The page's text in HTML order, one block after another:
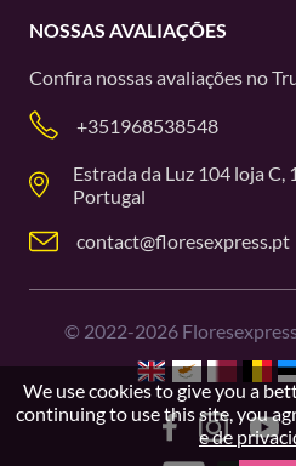
NOSSAS AVALIAÇÕES
Confira nossas avaliações no
+351968538548
Estrada da Luz 104 loja C,
Portugal
contact@floresexpress.pt
© 2022-2026
We use cookies to give you a
continuing to use this site, you
e de